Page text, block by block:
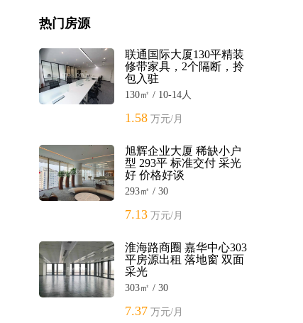
热门房源
联通国际大厦130平精装
修带家具，2个隔断，拎
包入驻
130㎡ / 10-14人
1.58 万元/月
旭辉企业大厦 稀缺小户
型 293平 标准交付 采光
好 价格好谈
293㎡ / 30
7.13 万元/月
淮海路商圈 嘉华中心303
平房源出租 落地窗 双面
采光
303㎡ / 30
7.37 万元/月